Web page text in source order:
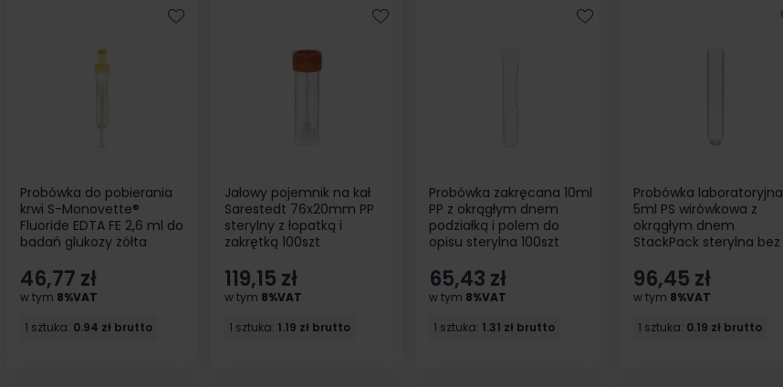
Probówka do pobierania
krwi S-Monovette®
Fluoride EDTA FE 2,6 ml do
badań glukozy żółta
46,77 zł
w tym 8%VAT
1 sztuka: 0.94 zł brutto
Jałowy pojemnik na kał
Sarestedt 76x20mm PP
sterylny z łopatką i
zakrętką 100szt
119,15 zł
w tym 8%VAT
1 sztuka: 1.19 zł brutto
Probówka zakręcana 10ml
PP z okrągłym dnem
podziałką i polem do
opisu sterylna 100szt
65,43 zł
w tym 8%VAT
1 sztuka: 1.31 zł brutto
Probówka laboratoryjna
5ml PS wirówkowa z
okrągłym dnem
StackPack sterylna bez
96,45 zł
w tym 8%VAT
1 sztuka: 0.19 zł brutto